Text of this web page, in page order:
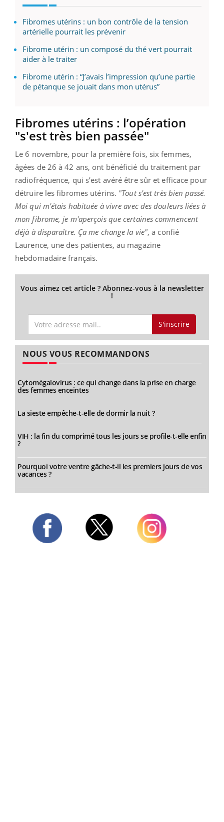
Fibromes utérins : un bon contrôle de la tension
artérielle pourrait les prévenir
Fibrome utérin : un composé du thé vert pourrait
aider à le traiter
Fibrome utérin : “J’avais l’impression qu’une partie
de pétanque se jouait dans mon utérus”
Fibromes utérins : l’opération
"s'est très bien passée"
Le 6 novembre, pour la première fois, six femmes,
âgées de 26 à 42 ans, ont bénéficié du traitement par
radiofréquence, qui s’est avéré être sûr et efficace pour
détruire les fibromes utérins. "Tout s'est très bien passé.
Moi qui m'étais habituée à vivre avec des douleurs liées à
mon fibrome, je m'aperçois que certaines commencent
déjà à disparaître. Ça me change la vie", a confié
Laurence, une des patientes, au magazine
hebdomadaire français.
Vous aimez cet article ? Abonnez-vous à la newsletter
!
S'inscrire
NOUS VOUS RECOMMANDONS
Cytomégalovirus : ce qui change dans la prise en charge
des femmes enceintes
La sieste empêche-t-elle de dormir la nuit ?
VIH : la fin du comprimé tous les jours se profile-t-elle enfin
?
Pourquoi votre ventre gâche-t-il les premiers jours de vos
vacances ?